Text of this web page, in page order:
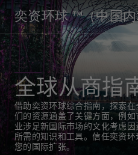
奕资环球 ™（中国
全球从商指
借助奕资环球综合指南，探索
们的资源涵盖了关键方面，例
业涉足新国际市场的文化考虑
所需的知识和工具。信任奕资
您的国际扩张。